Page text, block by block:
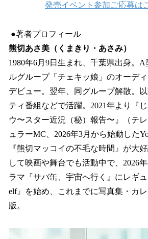
発売イベント参加ご応募は
●著者プロフィール
熊切あさ美（くまきり・あさみ）
1980年6月9日生まれ、千葉県出身。A
ルグループ「チェキッ娘」のオーディ
デビュー。翌年、同グループ解散。
ティ番組などで活躍。2021年より『
ウ〜スター近況（秘）報告〜』（テ
ュラーMC、2026年3月から始動した
『熊切マッコイの不毛な時間』が大
して映画や舞台でも活動中で、2026
ラマ『サバ缶、宇宙へ行く』にレギ
elf』を始め、これまでに写真集・カ
版。